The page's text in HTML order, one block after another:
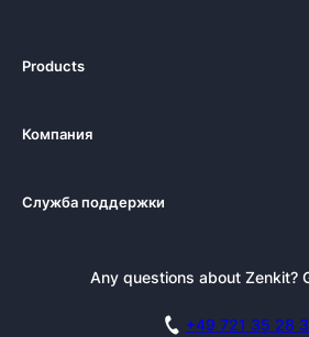
Products
Ценообразование
Альтернативы
Документация
Заказать демонстрацию
Компания
Новости
Служба поддержки
РассылкаAny questions about Zenkit?
+49 721 35 28